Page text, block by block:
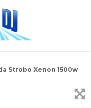
Strobo Xenon 1500w